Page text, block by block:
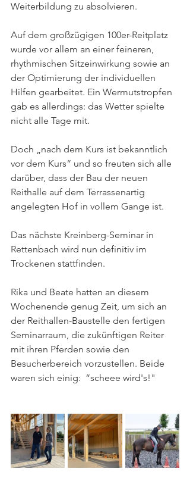
Weiterbildung zu absolvieren.
Auf dem großzügigen 100er-Reitplatz
wurde vor allem an einer feineren,
rhythmischen Sitzeinwirkung sowie an
der Optimierung der individuellen
Hilfen gearbeitet. Ein Wermutstropfen
gab es allerdings: das Wetter spielte
nicht alle Tage mit.
Doch „nach dem Kurs ist bekanntlich
vor dem Kurs“ und so freuten sich alle
darüber, dass der Bau der neuen
Reithalle auf dem Terrassenartig
angelegten Hof in vollem Gange ist.
Das nächste Kreinberg-Seminar in
Rettenbach wird nun definitiv im
Trockenen stattfinden.
Rika und Beate hatten an diesem
Wochenende genug Zeit, um sich an
der Reithallen-Baustelle den fertigen
Seminarraum, die zukünftigen Reiter
mit ihren Pferden sowie den
Besucherbereich vorzustellen. Beide
waren sich einig:  “scheee wird's!"